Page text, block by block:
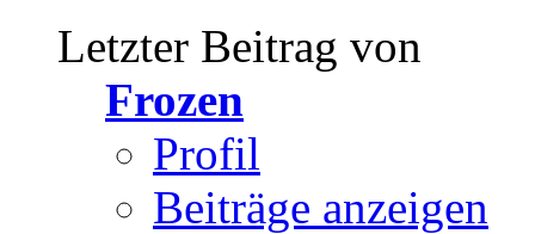
Letzter Beitrag von
Frozen
Profil
Beiträge anzeigen